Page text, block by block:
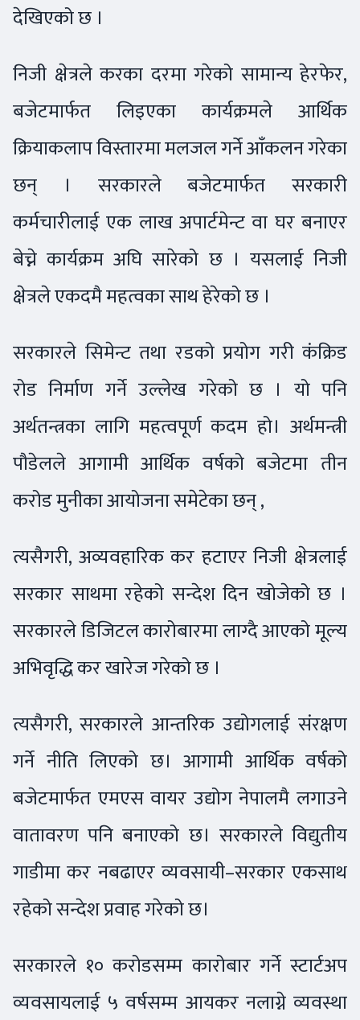
देखिएको छ ।
निजी क्षेत्रले करका दरमा गरेको सामान्य हेरफेर,
बजेटमार्फत लिइएका कार्यक्रमले आर्थिक
क्रियाकलाप विस्तारमा मलजल गर्ने आँकलन गरेका
छन् । सरकारले बजेटमार्फत सरकारी
कर्मचारीलाई एक लाख अपार्टमेन्ट वा घर बनाएर
बेच्ने कार्यक्रम अघि सारेको छ । यसलाई निजी
क्षेत्रले एकदमै महत्वका साथ हेरेको छ ।
सरकारले सिमेन्ट तथा रडको प्रयोग गरी कंक्रिड
रोड निर्माण गर्ने उल्लेख गरेको छ । यो पनि
अर्थतन्त्रका लागि महत्वपूर्ण कदम हो। अर्थमन्त्री
पौडेलले आगामी आर्थिक वर्षको बजेटमा तीन
करोड मुनीका आयोजना समेटेका छन् ,
त्यसैगरी, अव्यवहारिक कर हटाएर निजी क्षेत्रलाई
सरकार साथमा रहेको सन्देश दिन खोजेको छ ।
सरकारले डिजिटल कारोबारमा लाग्दै आएको मूल्य
अभिवृद्धि कर खारेज गरेको छ ।
त्यसैगरी, सरकारले आन्तरिक उद्योगलाई संरक्षण
गर्ने नीति लिएको छ। आगामी आर्थिक वर्षको
बजेटमार्फत एमएस वायर उद्योग नेपालमै लगाउने
वातावरण पनि बनाएको छ। सरकारले विद्युतीय
गाडीमा कर नबढाएर व्यवसायी–सरकार एकसाथ
रहेको सन्देश प्रवाह गरेको छ।
सरकारले १० करोडसम्म कारोबार गर्ने स्टार्टअप
व्यवसायलाई ५ वर्षसम्म आयकर नलाग्ने व्यवस्था